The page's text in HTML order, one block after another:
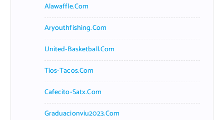
Alawaffle.com
Aryouthfishing.com
United-Basketball.com
Tios-Tacos.com
Cafecito-Satx.com
Graduacionviu2023.com